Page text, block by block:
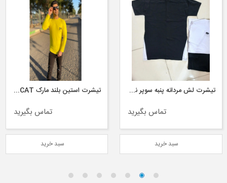
تیشرت استین بلند مارک CAT از جنس پنبه و در سه سایز
تماس بگیرید
سبد خرید
تیشرت تک رنگ مشکی از جنس پنبه و در چهار سایز
تماس بگیرید
سبد خرید